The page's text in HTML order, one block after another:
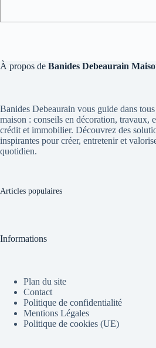
À propos de Banides Debeaurain
Banides Debeaurain vous guide dans tous
maison : conseils en décoration, travaux,
crédit et immobilier. Découvrez des
inspirantes pour créer, entretenir et
quotidien.
Articles populaires
Informations
Plan du site
Contact
Politique de confidentialité
Mentions Légales
Politique de cookies (UE)